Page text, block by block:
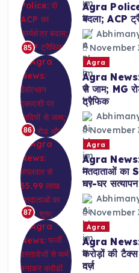
85
Agra Police:
बदला; ACP
November
86
Agra
Agra News:
से जाम; MG
ट्रैफिक
November
87
Agra
Agra
मतदाताओं का
घर-घर सत्यापन
November
Agra
Agra News:
करोड़ों की टैक्स
दर्ज